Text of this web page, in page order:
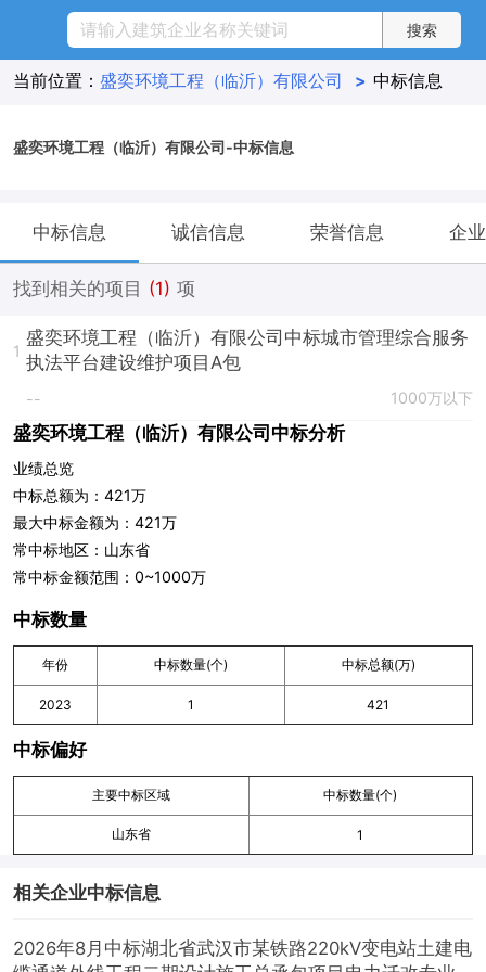
当前位置： 盛奕环境工程（临沂）有限公司 > 中标信息
盛奕环境工程（临沂）有限公司-中标信息
中标信息 诚信信息 荣誉信息 企
找到相关的项目 (1) 项
1
盛奕环境工程（临沂）有限公司中标城市管理综合服务
执法平台建设维护项目A包
-- 1000万以下
盛奕环境工程（临沂）有限公司中标分析
业绩总览
中标总额为：421万
最大中标金额为：421万
常中标地区：山东省
常中标金额范围：0~1000万
中标数量
年份 中标数量(个) 中标总额(万)
2023 1 421
中标偏好
主要中标区域 中标数量(个)
山东省 1
相关企业中标信息
2026年8月中标湖北省武汉市某铁路220kV变电站土建电